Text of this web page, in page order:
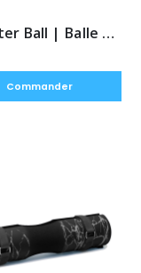
Monster Ball | Balle de jeu dynamique pour chien
Commander